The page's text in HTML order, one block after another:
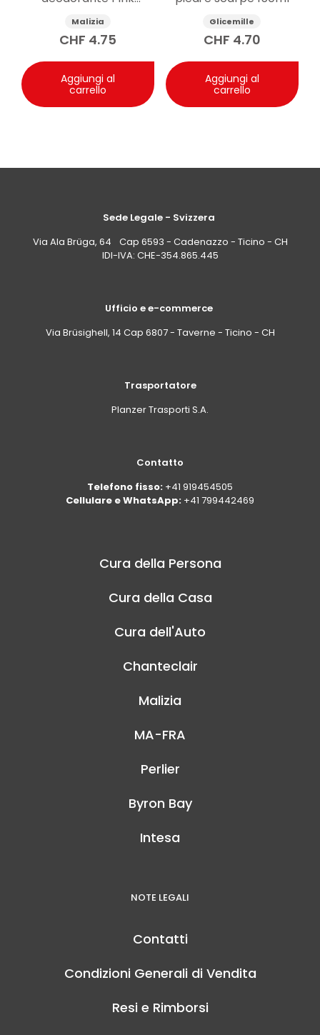
Grapefruit 75 ml
Malizia
CHF 4.75
Aggiungi al
carrello
Glicemille
CHF 4.70
Aggiungi al
carrello
Sede Legale - Svizzera
Via Ala Brüga, 64 Cap 6593 - Cadenazzo - Ticino - CH
IDI-IVA: CHE-354.865.445
Ufficio e e-commerce
Via Brüsighell, 14 Cap 6807 - Taverne - Ticino - CH
Trasportatore
Planzer Trasporti S.A.
Contatto
Telefono fisso: +41 919454505
Cellulare e WhatsApp: +41 799442469
Cura della Persona
Cura della Casa
Cura dell'Auto
Chanteclair
Malizia
MA-FRA
Perlier
Byron Bay
Intesa
NOTE LEGALI
Contatti
Condizioni Generali di Vendita
Resi e Rimborsi